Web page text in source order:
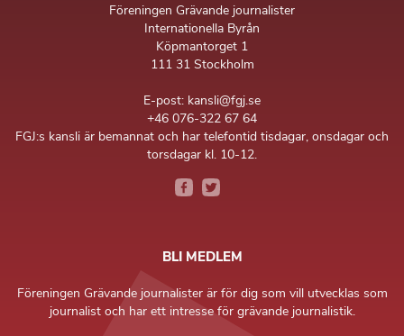
Föreningen Grävande journalister
Internationella Byrån
Köpmantorget 1
111 31 Stockholm
E-post: kansli@fgj.se
+46 076-322 67 64
FGJ:s kansli är bemannat och har telefontid tisdagar, onsdagar och
torsdagar kl. 10-12.
BLI MEDLEM
Föreningen Grävande journalister är för dig som vill utvecklas som
journalist och har ett intresse för grävande journalistik.